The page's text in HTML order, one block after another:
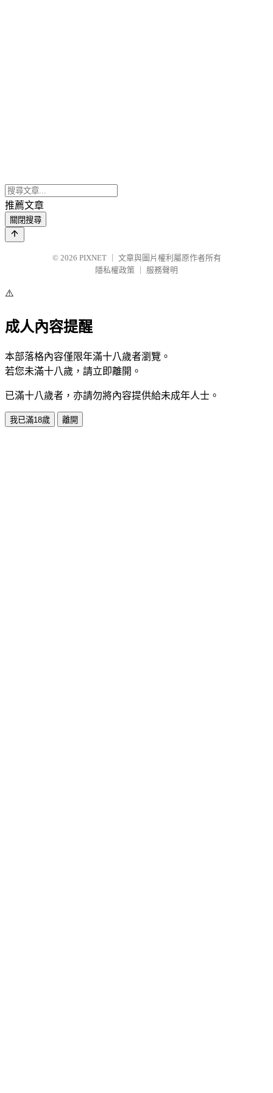
推薦文章
關閉搜尋
© 2026 PIXNET
文章與圖片權利屬原作者所有
隱私權政策
服務聲明
⚠️
成人內容提醒
本部落格內容僅限年滿十八歲者瀏覽。
若您未滿十八歲，請立即離開。
已滿十八歲者，亦請勿將內容提供給未成年人士。
我已滿18歲 離開